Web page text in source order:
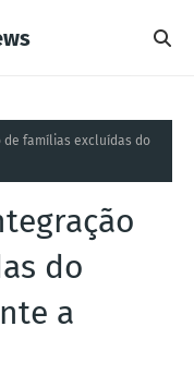
de famílias excluídas do
do
a